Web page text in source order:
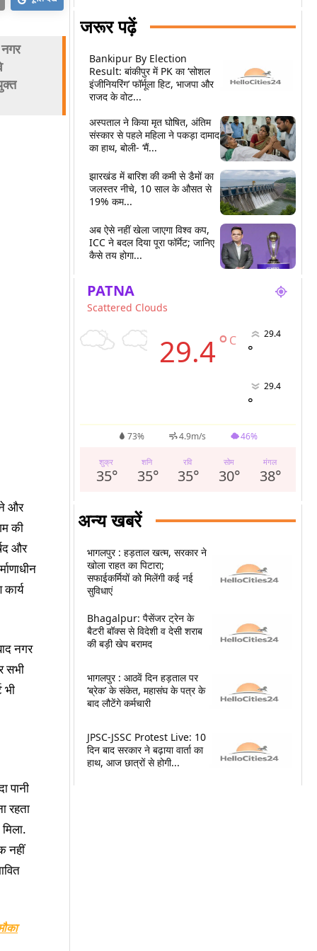
और
की
और
नगर
सभी
भी
पानी
रहता
नहीं
जरूर पढ़ें
Bankipur By Election
Result: बांकीपुर में PK का ‘सोशल
इंजीनियरिंग’ फॉर्मूला हिट, भाजपा और
राजद के वोट...
अस्पताल ने किया मृत घोषित, अंतिम
संस्कार से पहले महिला ने पकड़ा दामाद
का हाथ, बोली- ‘मैं...
झारखंड में बारिश की कमी से डैमों का
जलस्तर नीचे, 10 साल के औसत से
19% कम...
अब ऐसे नहीं खेला जाएगा विश्व कप,
ICC ने बदल दिया पूरा फॉर्मेट; जानिए
कैसे तय होगा...
PATNA
Scattered Clouds
29.4° C 29.4
°
29.4
°
73% 4.9m/s 46%
शुक्र
35°
शनि
35°
रवि
35°
सोम
30°
मंगल
38°
अन्य खबरें
भागलपुर : हड़ताल खत्म, सरकार ने
खोला राहत का पिटारा;
सफाईकर्मियों को मिलेंगी कई नई
सुविधाएं
Bhagalpur: पैसेंजर ट्रेन के
बैटरी बॉक्स से विदेशी व देसी शराब
की बड़ी खेप बरामद
भागलपुर : आठवें दिन हड़ताल पर
‘ब्रेक’ के संकेत, महासंघ के पत्र के
बाद लौटेंगे कर्मचारी
JPSC-JSSC Protest Live: 10
दिन बाद सरकार ने बढ़ाया वार्ता का
हाथ, आज छात्रों से होगी...